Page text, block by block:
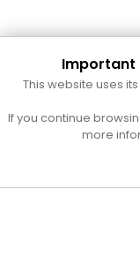
C. de
Horari d'obertura:
Important
This website uses
If you continue
more